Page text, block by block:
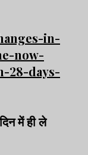
in-
now-
28-days-
में ही ले